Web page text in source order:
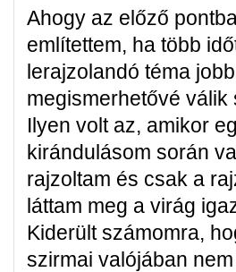
Ahogy az előző
említettem, ha több
lerajzolandó téma
megismerhetővé válik
Ilyen volt az, amikor
kirándulásom során
rajzoltam és csak a
láttam meg a virág
Kiderült számomra,
szirmai valójában